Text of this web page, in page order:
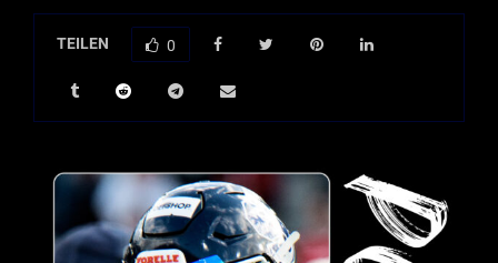
TEILEN 0